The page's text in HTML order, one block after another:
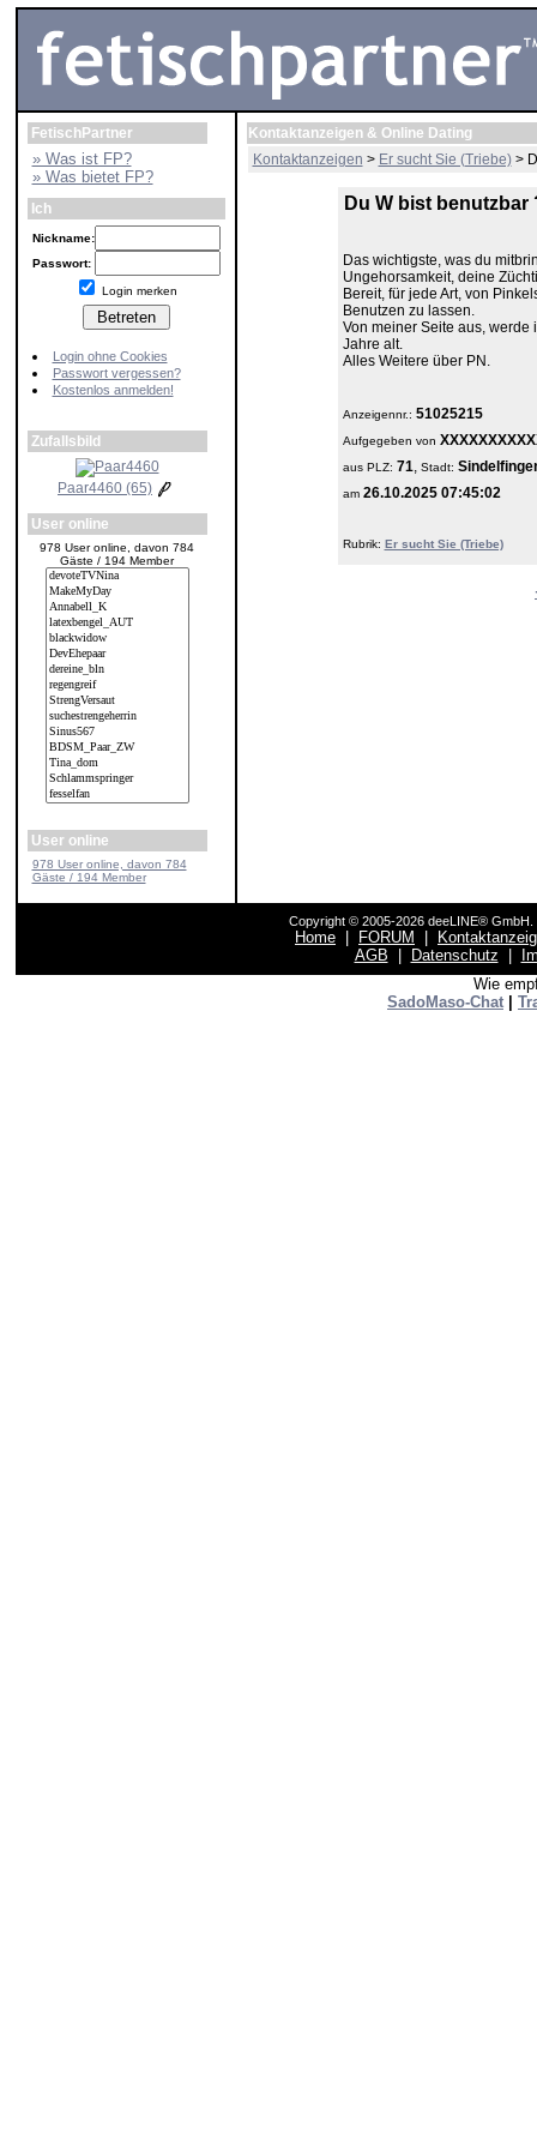
FetischPartner
» Was ist FP?
» Was bietet FP?
Ich
Nickname:
Passwort:
Login merken
Login ohne Cookies
Passwort vergessen?
Kostenlos anmelden!
Zufallsbild
Paar4460 (65)
User online
978 User online, davon 784
Gäste / 194 Member
User online
978 User online, davon 784
Gäste / 194 Member
Kontaktanzeigen & Online Dating
Kontaktanzeigen > Er sucht Sie (Triebe)>
Du W bist benutzbar
Das wichtigste, was du
Ungehorsamkeit, deine
Bereit, für jede Art, von
Benutzen zu lassen.
Von meiner Seite aus,
Jahre alt.
Alles Weitere über PN.
Anzeigennr.: 51025215
Aufgegeben von
aus PLZ: 71, Stadt:
am 26.10.2025 07:45:02
Rubrik: Er sucht Sie (Triebe)
Copyright © 2005-2026 deeLINE®
Home FORUM
AGB
Datenschutz
Wie
SadoMaso-Chat